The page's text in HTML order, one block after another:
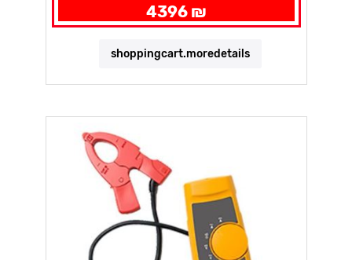
4396 ₪
shoppingcart.moredetails